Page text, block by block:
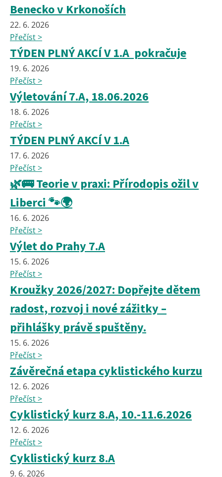
Benecko v Krkonoších
22. 6. 2026
Přečíst >
TÝDEN PLNÝ AKCÍ V 1.A pokračuje
19. 6. 2026
Přečíst >
Výletování 7.A, 18.06.2026
18. 6. 2026
Přečíst >
TÝDEN PLNÝ AKCÍ V 1.A
17. 6. 2026
Přečíst >
🌿🚌 Teorie v praxi: Přírodopis ožil v
Liberci 🐾🌍
16. 6. 2026
Přečíst >
Výlet do Prahy 7.A
15. 6. 2026
Přečíst >
Kroužky 2026/2027: Dopřejte dětem
radost, rozvoj i nové zážitky –
přihlášky právě spuštěny.
15. 6. 2026
Přečíst >
Závěrečná etapa cyklistického kurzu
12. 6. 2026
Přečíst >
Cyklistický kurz 8.A, 10.-11.6.2026
12. 6. 2026
Přečíst >
Cyklistický kurz 8.A
9. 6. 2026